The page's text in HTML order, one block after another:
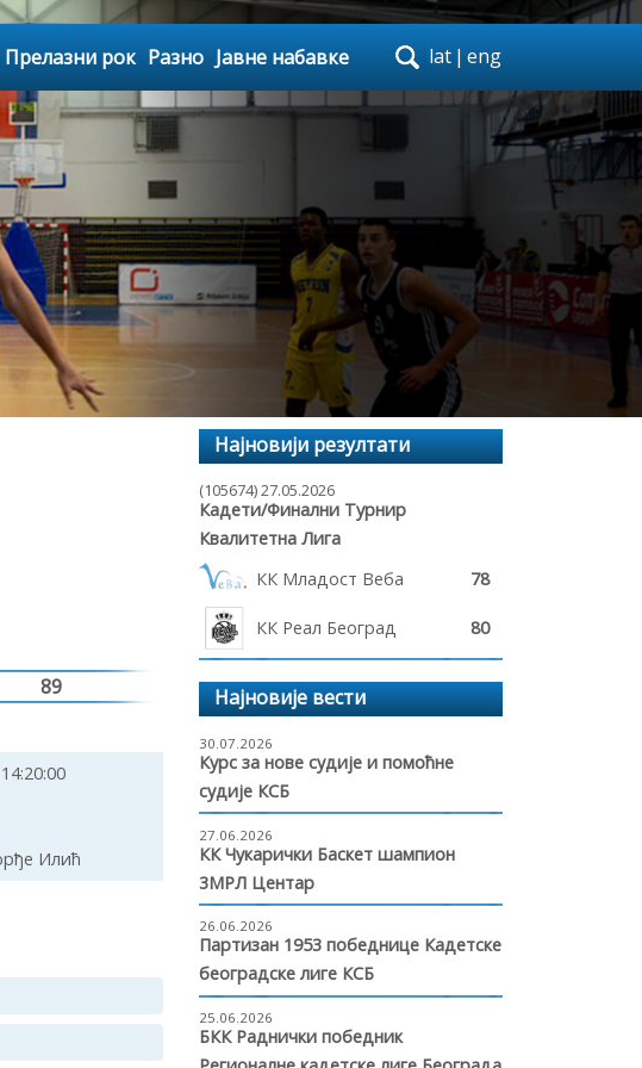
Прелазни рок Разно Јавне набавке lat | eng
89
14:20:00
Илић
Најновији резултати
(105674) 27.05.2026
Кадети/Финални Турнир
Квалитетна Лига
КК Младост Веба
78
КК Реал Београд 80
Најновије вести
30.07.2026
Курс за нове судије и помоћне
судије КСБ
27.06.2026
КК Чукарички Баскет шампион
3МРЛ Центар
26.06.2026
Партизан 1953 победнице Кадетске
београдске лиге КСБ
25.06.2026
БКК Раднички победник